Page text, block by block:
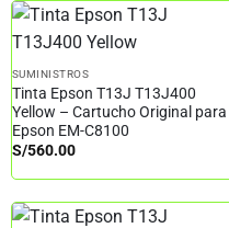
SUMINISTROS
Tinta Epson T13J T13J400
Yellow – Cartucho Original para
Epson EM-C8100
S/560.00